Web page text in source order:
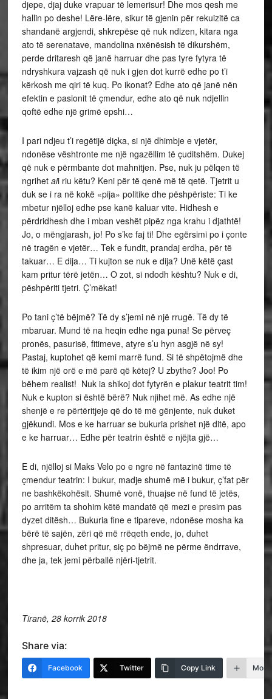
djepe, djaj duke vrapuar të lemerisur! Dhe mos qesh me
hallin po deshe! Lëre-lëre, sikur të gjenin për rekuizitë ca
shandanë argjendi, shkrepëse që nuk ndizen, kitara nga
ato të serenatave, mandolina nxënësish të dikurshëm,
perde dritaresh që janë harruar dhe pas tyre fytyra të
ndryshkura vajzash që nuk i gjen dot kurrë edhe po t’i
kërkosh me qiri të kuq. Po ikonat? Edhe ato që janë nën
efektin e pasionit të çmendur, edhe ato që nuk ndjellin
qoftë edhe një grimë epshi…
I pari ndjeu t’i regëtijë diçka, si një dhimbje e vjetër,
ndonëse vështronte me një ngazëllim të çuditshëm. Dukej
që nuk e përmbante dot mahnitjen. Pse, nuk ju pëlqen të
ngrihet aii riu këtu? Keni për të qenë më të qetë. Tjetrit u
duk se i ra në kokë «pija» politike dhe pëshpëriste: Ti ke
mbetur njëlloj edhe pse kanë kaluar vite. Hidhesh e
përdridhesh dhe i mban veshët pipëz nga krahu i djathtë!
Jo, o mëngjarash, jo! Po s’ke faj ti! Dhe egërsimi po i çonte
në tragën e vjetër… Tek e fundit, prandaj erdha, për të
takuar… E dija… Ti kujton se nuk e dija? Unë këtë çast
kam pritur tërë jetën… O zot, si ndodh kështu? Nuk e di,
pëshpëriti tjetri. Ç’mëkat!
Po tani ç’të bëjmë? Të dy s’jemi në një rrugë. Të dy të
mbaruar. Mund të na heqin edhe nga puna! Se përveç
pronës, pasurisë, fitimeve, atyre s’u hyn asgjë në sy!
Pastaj, kuptohet që kemi marrë fund. Si të shpëtojmë dhe
të ikim një orë e më parë që këtej? U zbythe? Joo! Po
bëhem realist! Nuk ia shikoj dot fytyrën e plakur teatrit tim!
Nuk e kupton si është bërë? Nuk njihet më. As edhe një
shenjë e re përtëritjeje që do të më gënjente, nuk duket
gjëkundi. Mos e ke harruar se bukuria prishet një ditë, apo
e ke harruar… Edhe për teatrin është e njëjta gjë…
E di, njëlloj si Maks Velo po e ngre në fantazinë time të
çmendur teatrin: I bukur, madje shumë më i bukur, ç’fat për
ne bashkëkohësit. Shumë vonë, thuajse në fund të jetës,
po arritëm ta shohim këtë mandatë që mezi e presim pas
dyzet ditësh… Bukuria fine e tipareve, ndonëse mosha ka
bërë të sajën, zëri që më rrëqeth ende, jo, duhet
shpresuar, duhet pritur, siç po bëjmë ne përme ëndrrave,
dhe ja, tek jemi përballë njëri-tjetrit.
Tiranë, 28 korrik 2018
Share via:
Facebook Twitter Copy Link More